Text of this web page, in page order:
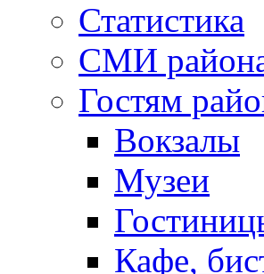
Статистика
СМИ
Гостям
Вокзалы
Музеи
Кафе,